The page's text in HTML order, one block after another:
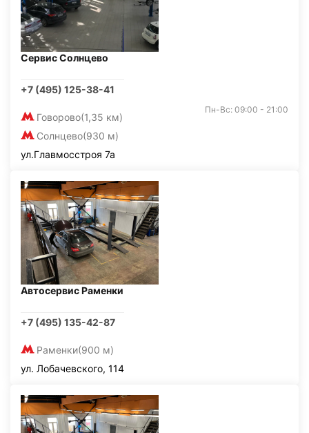
Сервис Солнцево
+7 (495) 125-38-41
Говорово(1,35 км)
Солнцево(930 м)
Пн-Вс: 09:00 - 21:00
ул.Главмосстроя 7а
Автосервис Раменки
+7 (495) 135-42-87
Раменки(900 м)
ул. Лобачевского, 114